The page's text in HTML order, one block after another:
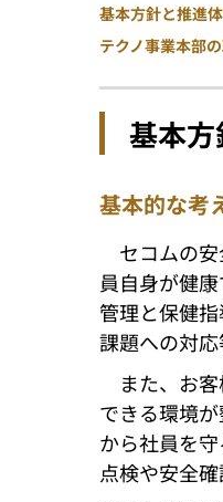
基本方針と推進
テクノ事業本部
基本
基本的な考
セコムの
員自身が健
管理と保健
課題への対
また、お
できる環境
から社員を
点検や安全